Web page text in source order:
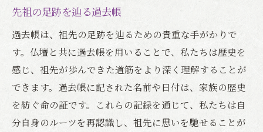
先祖の足跡を辿る過去帳
過去帳は、祖先の足跡を辿るための貴重な手がかりで
す。仏壇と共に過去帳を用いることで、私たちは歴史を
感じ、祖先が歩んできた道筋をより深く理解することが
できます。過去帳に記された名前や日付は、家族の歴史
を紡ぐ命の証です。これらの記録を通じて、私たちは自
分自身のルーツを再認識し、祖先に思いを馳せることが